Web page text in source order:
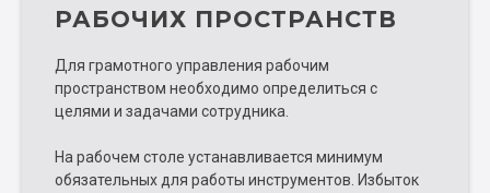
РАБОЧИХ ПРОСТРАНСТВ
Для грамотного управления рабочим
пространством необходимо определиться с
целями и задачами сотрудника.
На рабочем столе устанавливается минимум
обязательных для работы инструментов. Избыток